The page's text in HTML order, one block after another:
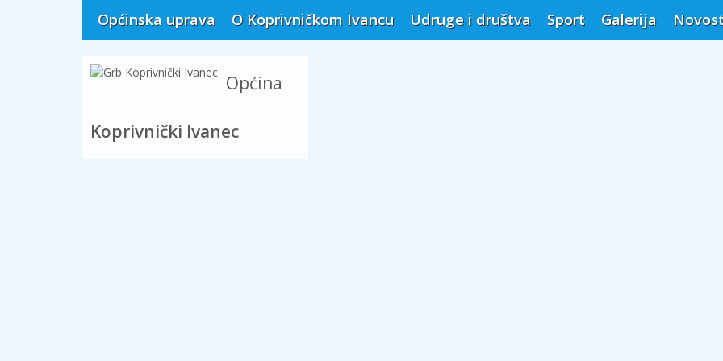
Općinska uprava O Koprivničkom Ivancu Udruge i društva Sport Galerija
Općina
Koprivnički Ivanec